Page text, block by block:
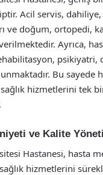
Acil servis,
ve doğum, ortopedi,
Ayrıca,
psikiyatri,
Bu sayede
hizmetlerini tek
ve Kalite
Hastanesi, hasta
hizmetlerini